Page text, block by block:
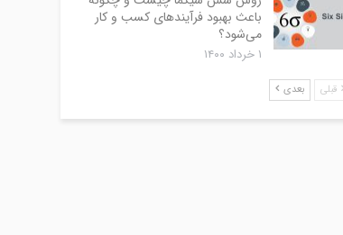
باعث بهبود فرآیندهای کسب و کار
می‌شود؟
۱ خرداد ۱۴۰۰
قبلی بعدی